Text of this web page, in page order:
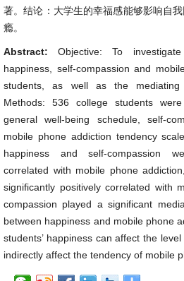
著。结论：大学生的幸福感能够影响自
瘾。
Abstract:Objective: To
happiness, self-compassion and
students, as well as the mediating
Methods: 536 college students
general well-being schedule, self-
mobile phone addiction tendency
happiness and self-compassion
correlated with mobile phone
significantly positively correlated with
compassion played a significant
between happiness and mobile phone
students’ happiness can affect the
indirectly affect the tendency of mobile